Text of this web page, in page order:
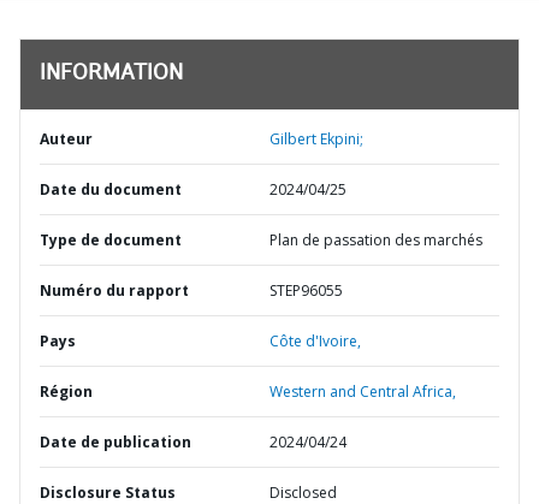
INFORMATION
Auteur Gilbert Ekpini;
Date du document 2024/04/25
Type de document Plan de passation des marchés
Numéro du rapport STEP96055
Pays Côte d'Ivoire,
Région Western and Central Africa,
Date de publication 2024/04/24
Disclosure Status Disclosed